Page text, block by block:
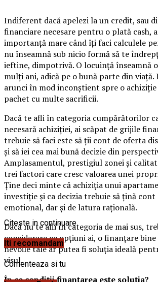
Indiferent dacă apelezi la un credit, sau
financiare necesare pentru o plată cash,
importanță mare când îți faci calculele
nu înseamnă sub nicio formă să te
ieftine, dimpotrivă. O locuință înseamnă
mulți ani, adică pe o bună parte din viață.
arunci în mod inconștient spre o achiziție
pachet cu multe sacrificii.
Dacă te afli în categoria cumpărătorilor
necesară achiziției, ai scăpat de grijile
trebuie să faci este să ții cont de oferta
și să iei cea mai bună decizie din
Amplasamentul, prestigiul zonei și
trei factori care cresc valoarea unei
Ține deci minte că achiziția unui
investiție și ca decizia trebuie să țină
emotional, dar și de latura rațională.
Dacă nu te afli în categoria de mai sus,
considerare ce opțiuni ai, o finanțare
nevoile tale ar putea fi soluția ideală
visul.
În ce condiții finanțarea este soluția?
Citeste in continuare
Iti recomandam
Comenteaza si tu